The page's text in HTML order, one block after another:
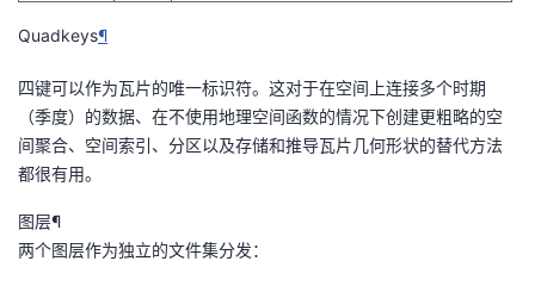
Quadkeys¶
四键可以作为瓦片的唯一标识符。这对于在空间上连接多个时期
（季度）的数据、在不使用地理空间函数的情况下创建更粗略的空
间聚合、空间索引、分区以及存储和推导瓦片几何形状的替代方法
都很有用。
图层¶
两个图层作为独立的文件集分发：